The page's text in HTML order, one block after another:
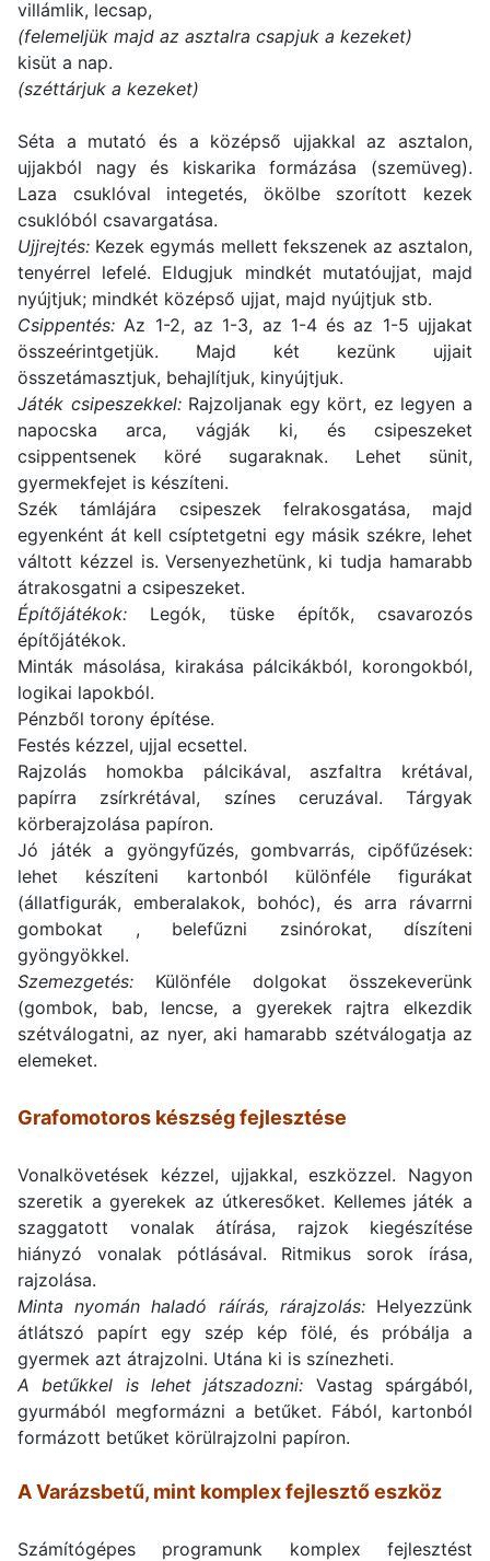
villámlik, lecsap,
(felemeljük majd az asztalra csapjuk a kezeket)
kisüt a nap.
(széttárjuk a kezeket)
Séta a mutató és a középső ujjakkal az asztalon,
ujjakból nagy és kiskarika formázása (szemüveg).
Laza csuklóval integetés, ökölbe szorított kezek
csuklóból csavargatása.
Ujjrejtés: Kezek egymás mellett fekszenek az asztalon,
tenyérrel lefelé. Eldugjuk mindkét mutatóujjat, majd
nyújtjuk; mindkét középső ujjat, majd nyújtjuk stb.
Csippentés: Az 1-2, az 1-3, az 1-4 és az 1-5 ujjakat
összeérintgetjük. Majd két kezünk ujjait
összetámasztjuk, behajlítjuk, kinyújtjuk.
Játék csipeszekkel:Rajzoljanak egy kört, ez legyen a
napocska arca, vágják ki, és csipeszeket
csippentsenek köré sugaraknak. Lehet sünit,
gyermekfejet is készíteni.
Szék támlájára csipeszek felrakosgatása, majd
egyenként át kell csíptetgetni egy másik székre, lehet
váltott kézzel is. Versenyezhetünk, ki tudja hamarabb
átrakosgatni a csipeszeket.
Építőjátékok: Legók, tüske építők, csavarozós
építőjátékok.
Minták másolása, kirakása pálcikákból, korongokból,
logikai lapokból.
Pénzből torony építése.
Festés kézzel, ujjal ecsettel.
Rajzolás homokba pálcikával, aszfaltra krétával,
papírra zsírkrétával, színes ceruzával. Tárgyak
körberajzolása papíron.
Jó játék a gyöngyfűzés, gombvarrás, cipőfűzések:
lehet készíteni kartonból különféle figurákat
(állatfigurák, emberalakok, bohóc), és arra rávarrni
gombokat , belefűzni zsinórokat, díszíteni
gyöngyökkel.
Szemezgetés: Különféle dolgokat összekeverünk
(gombok, bab, lencse, a gyerekek rajtra elkezdik
szétválogatni, az nyer, aki hamarabb szétválogatja az
elemeket.
Grafomotoros készség fejlesztése
Vonalkövetések kézzel, ujjakkal, eszközzel. Nagyon
szeretik a gyerekek az útkeresőket. Kellemes játék a
szaggatott vonalak átírása, rajzok kiegészítése
hiányzó vonalak pótlásával. Ritmikus sorok írása,
rajzolása.
Minta nyomán haladó ráírás, rárajzolás:Helyezzünk
átlátszó papírt egy szép kép fölé, és próbálja a
gyermek azt átrajzolni. Utána ki is színezheti.
A betűkkel is lehet játszadozni: Vastag spárgából,
gyurmából megformázni a betűket. Fából, kartonból
formázott betűket körülrajzolni papíron.
A Varázsbetű, mint komplex fejlesztő eszköz
Számítógépes programunk komplex fejlesztést